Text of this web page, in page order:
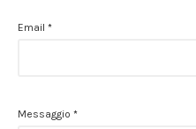
Email *
Messaggio *